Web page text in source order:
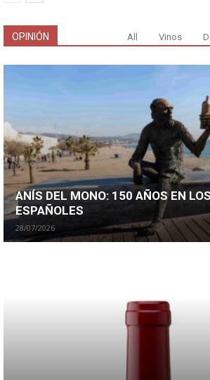
OPINIÓN All Vinos
ANÍS DEL MONO: 150 AÑOS EN
ESPAÑOLES
28/07/2026